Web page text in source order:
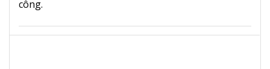
công.